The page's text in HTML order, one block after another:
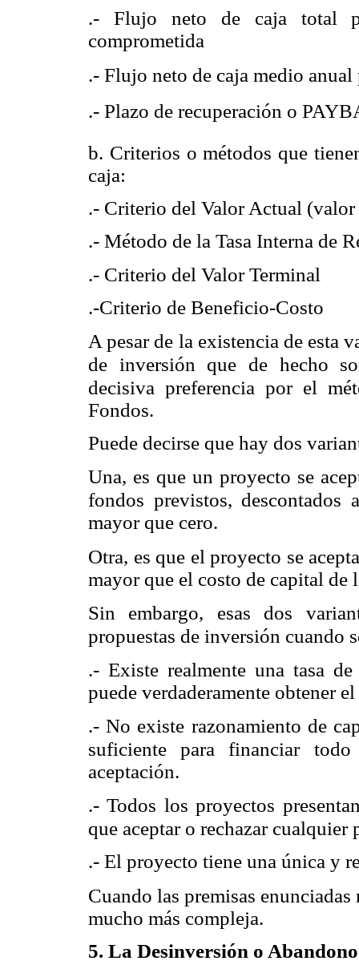
.- Flujo neto de caja total
comprometida
.- Flujo neto de caja medio
.- Plazo de recuperación o
b. Criterios o métodos que
caja:
.- Criterio del Valor Actual
.- Método de la Tasa Interna de
.- Criterio del Valor Terminal
.-Criterio de Beneficio-Costo
A pesar de la existencia de esta
de inversión que de hecho
decisiva preferencia por el
Fondos.
Puede decirse que hay dos
Una, es que un proyecto se
fondos previstos, descontados
mayor que cero.
Otra, es que el proyecto se
mayor que el costo de capital de
Sin embargo, esas dos
propuestas de inversión cuando
.- Existe realmente una tasa
puede verdaderamente obtener
.- No existe razonamiento de
suficiente para financiar
aceptación.
.- Todos los proyectos
que aceptar o rechazar cualquier
.- El proyecto tiene una única y
Cuando las premisas
mucho más compleja.
5. La Desinversión o